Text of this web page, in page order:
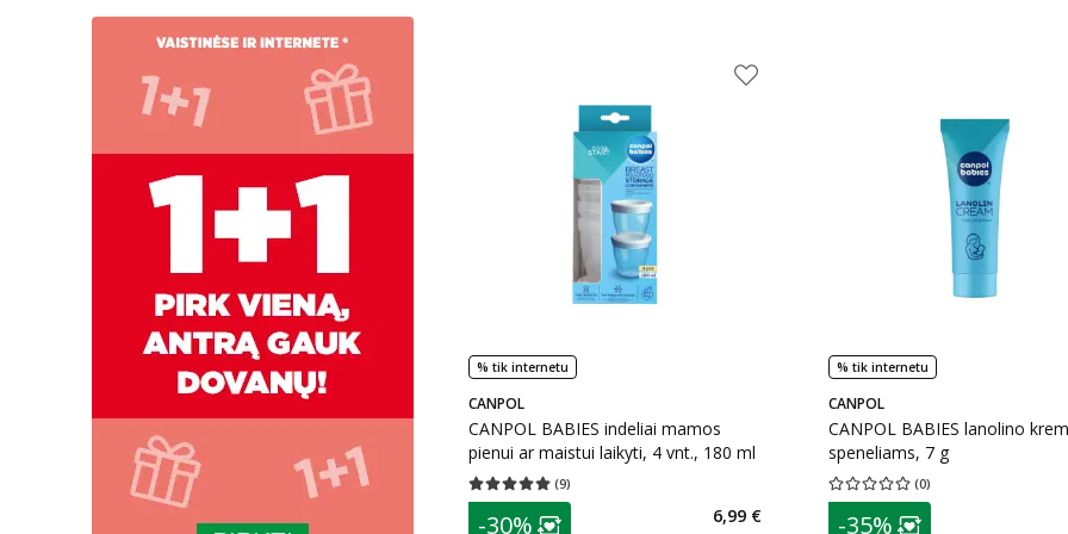
% tik internetu
CANPOL
CANPOL BABIES indeliai mamos
pienui ar maistui laikyti, 4 vnt., 180 ml
(9)
Vidutinis įvertinimas 5.00
patarimas
-30% 6,99 €
% tik internetu
CANPOL
CANPOL BABIES lanolino
speneliams, 7 g
(0)
Vidutinis įvertinimas 0.00
patarimas
-35%